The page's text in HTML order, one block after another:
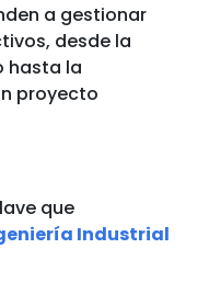
a gestionar
desde la
hasta la
proyecto
que
Industrial